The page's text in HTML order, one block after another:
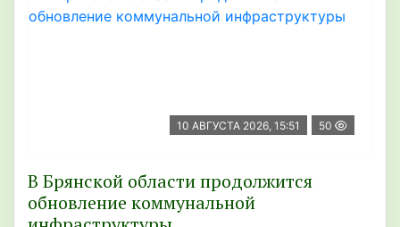
10 АВГУСТА 2026, 15:51 50
В Брянской области продолжится
обновление коммунальной